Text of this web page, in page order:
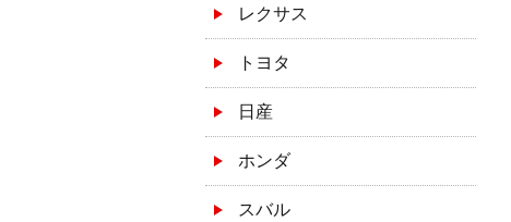
レクサス
トヨタ
日産
ホンダ
スバル